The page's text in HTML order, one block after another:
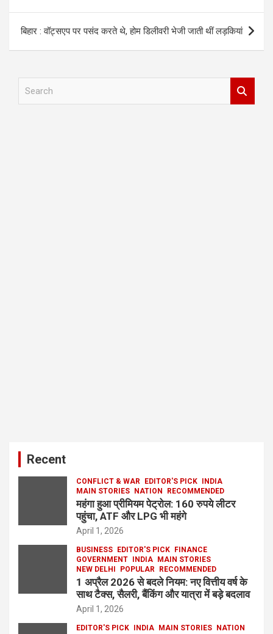
बिहार : वॉट्सएप पर पसंद करते थे, होम डिलीवरी भेजी जाती थीं लड़कियां
Recent
CONFLICT & WAR EDITOR'S PICK
INDIA
MAIN STORIES
NATION RECOMMENDED
महंगा हुआ प्रीमियम पेट्रोल: 160 रुपये लीटर
पहुंचा, ATF और LPG भी महंगे
April 1, 2026
BUSINESS EDITOR'S PICK
FINANCE
GOVERNMENT
INDIA
MAIN STORIES
NEW DELHI
POPULAR RECOMMENDED
1 अप्रैल 2026 से बदले नियम: नए वित्तीय वर्ष के
साथ टैक्स, सैलरी, बैंकिंग और यात्रा में बड़े बदलाव
April 1, 2026
EDITOR'S PICK INDIA MAIN STORIES
NATION